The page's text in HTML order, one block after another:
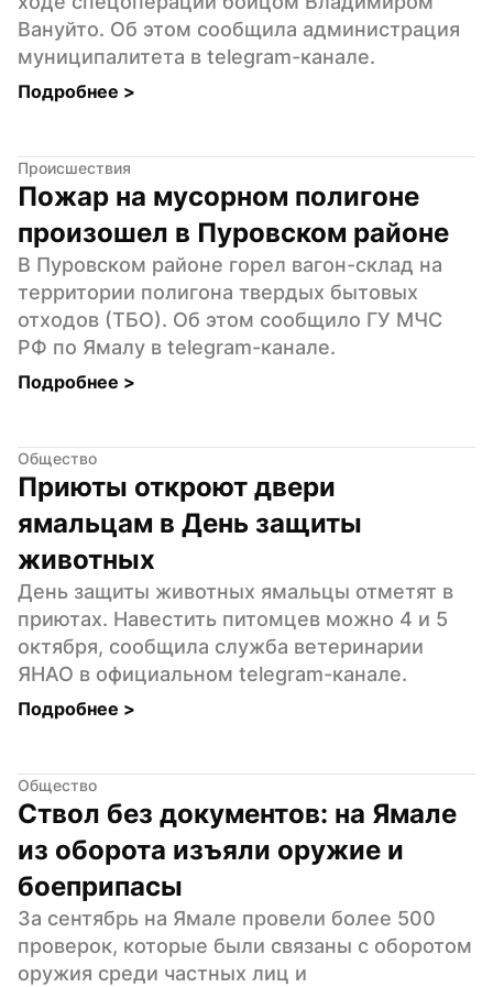
Вануйто. Об этом сообщила администрация
муниципалитета в telegram-канале.
Подробнее >
Происшествия
Пожар на мусорном полигоне
произошел в Пуровском районе
В Пуровском районе горел вагон-склад на
территории полигона твердых бытовых
отходов (ТБО). Об этом сообщило ГУ МЧС
РФ по Ямалу в telegram-канале.
Подробнее >
Общество
Приюты откроют двери
ямальцам в День защиты
животных
День защиты животных ямальцы отметят в
приютах. Навестить питомцев можно 4 и 5
октября, сообщила служба ветеринарии
ЯНАО в официальном telegram-канале.
Подробнее >
Общество
Ствол без документов: на Ямале
из оборота изъяли оружие и
боеприпасы
За сентябрь на Ямале провели более 500
проверок, которые были связаны с оборотом
оружия среди частных лиц и